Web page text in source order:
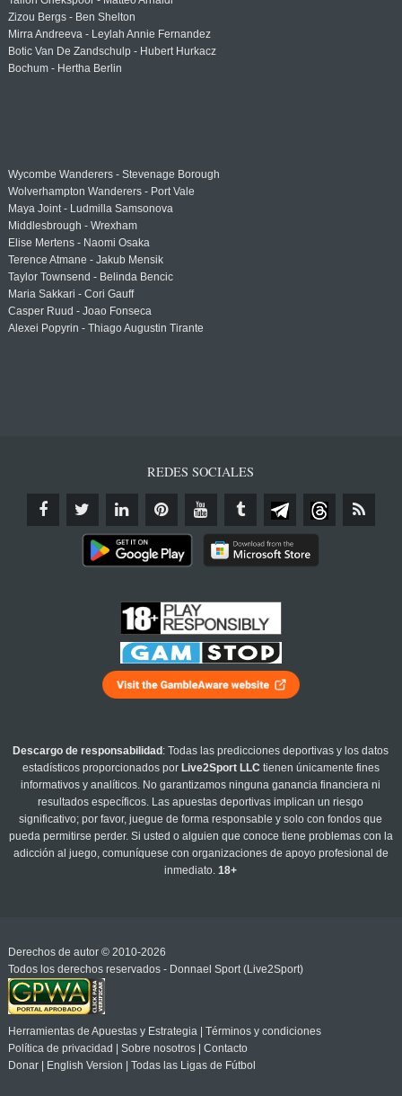
Zizou Bergs - Ben Shelton
Mirra Andreeva - Leylah Annie Fernandez
Botic Van De Zandschulp - Hubert Hurkacz
Bochum - Hertha Berlin
Wycombe Wanderers - Stevenage Borough
Wolverhampton Wanderers - Port Vale
Maya Joint - Ludmilla Samsonova
Middlesbrough - Wrexham
Elise Mertens - Naomi Osaka
Terence Atmane - Jakub Mensik
Taylor Townsend - Belinda Bencic
Maria Sakkari - Cori Gauff
Casper Ruud - Joao Fonseca
Alexei Popyrin - Thiago Augustin Tirante
REDES SOCIALES
Descargo de responsabilidad : Todas las predicciones deportivas y los datos
estadísticos proporcionados por Live2Sport LLC tienen únicamente fines
informativos y analíticos. No garantizamos ninguna ganancia financiera ni
resultados específicos. Las apuestas deportivas implican un riesgo
significativo; por favor, juegue de forma responsable y solo con fondos que
pueda permitirse perder. Si usted o alguien que conoce tiene problemas con la
adicción al juego, comuníquese con organizaciones de apoyo profesional de
inmediato.18+
Derechos de autor © 2010-2026
Todos los derechos reservados - Donnael Sport (Live2Sport)
Herramientas de Apuestas y Estrategia| Términos y condiciones
Política de privacidad
Sobre nosotros| Contacto
Donar| English Version Todas las Ligas de Fútbol